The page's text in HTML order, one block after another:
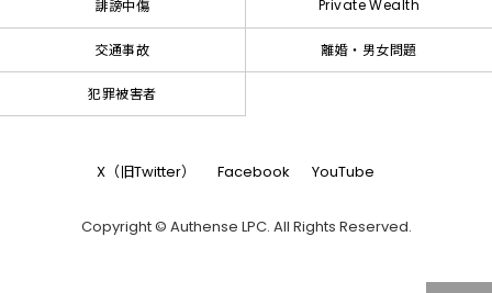
誹謗中傷 Private Wealth
交通事故 離婚・男女問題
犯罪被害者
X（旧Twitter） Facebook YouTube
Copyright © Authense LPC. All Rights Reserved.